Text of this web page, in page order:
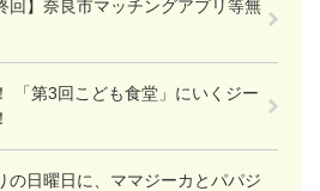
回】奈良市マッチングアプリ等無
「第3回こども食堂」にいくジー
の日曜日に、ママジーカとパパジ